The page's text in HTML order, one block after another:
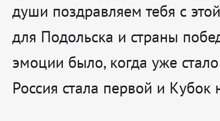
души поздравляем тебя с
для Подольска и страны
эмоции было, когда уже
Россия стала первой и Кубок